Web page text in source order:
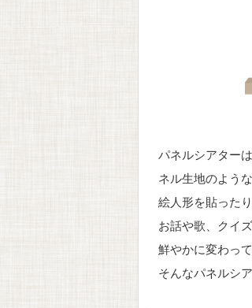
パネルシアター
ネル生地のよう
絵人形を貼った
お話や歌、クイ
鮮やかに変わっ
そんなパネルシ